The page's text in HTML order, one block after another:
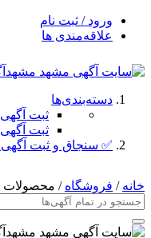
ورود / ثبت نام
علاقه‌مندی ها
دسته‌بندی‌ها
ثبت
ثبت
✅ سنجاق و ثبت آگهی
خانه / فروشگاه / محصولات